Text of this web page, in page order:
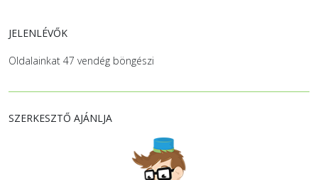
JELENLÉVŐK
Oldalainkat 47 vendég böngészi
SZERKESZTŐ AJÁNLJA